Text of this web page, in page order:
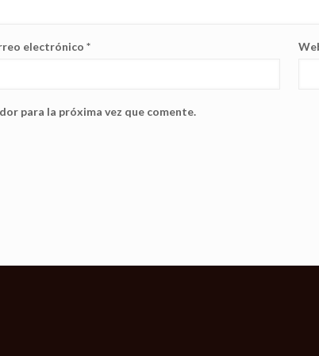
electrónico*
para la próxima vez que comente.